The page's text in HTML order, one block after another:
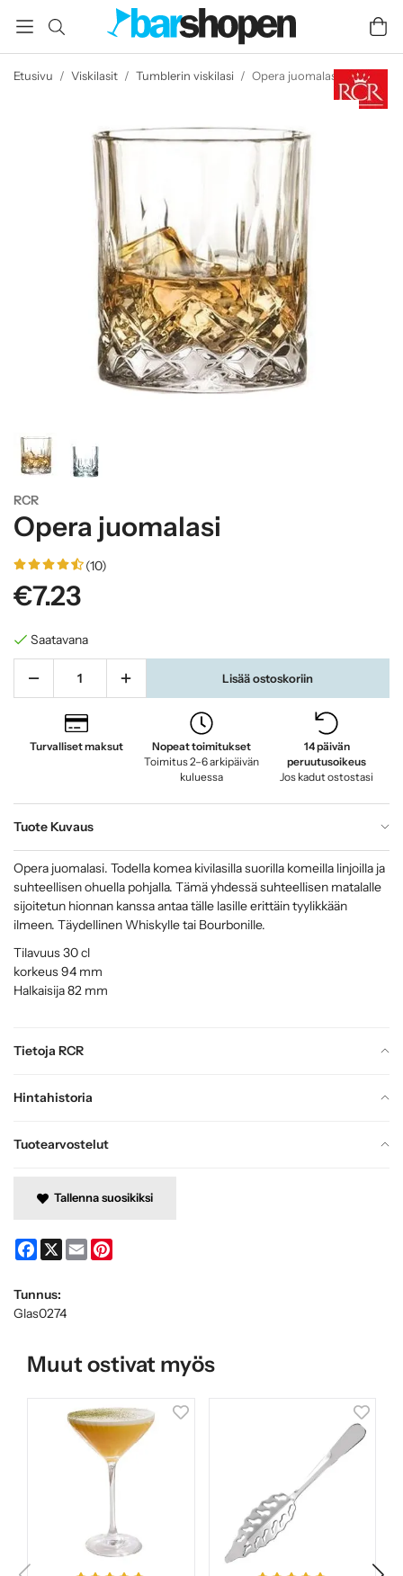
Etusivu / Viskilasit / Tumblerin viskilasi / Opera juomalasi
RCR
Opera juomalasi
(10)
€7.23
Saatavana
Lisää ostoskoriin
Turvalliset maksut
Nopeat toimitukset
Toimitus 2–6 arkipäivän
kuluessa
14 päivän
peruutusoikeus
Jos kadut ostostasi
Tuote Kuvaus
Tietoja RCR
Hintahistoria
Tuotearvostelut
Opera juomalasi. Todella komea kivilasilla suorilla komeilla linjoilla ja
suhteellisen ohuella pohjalla. Tämä yhdessä suhteellisen matalalle
sijoitetun hionnan kanssa antaa tälle lasille erittäin tyylikkään
ilmeen. Täydellinen Whiskylle tai Bourbonille.
Tilavuus 30 cl
korkeus 94 mm
Halkaisija 82 mm
Tallenna suosikiksi
Facebook
X Email
Tunnus:
Glas0274
Muut ostivat myös